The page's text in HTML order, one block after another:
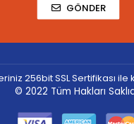
GÖNDER
256bit SSL Sertifikası ile
© 2022 Tüm Hakları